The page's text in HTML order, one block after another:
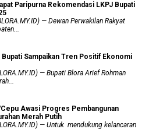
Paripurna Rekomendasi LKPJ Bupati
— Dewan Perwakilan Rakyat
Bupati Sampaikan Tren Positif Ekonomi
— Bupati Blora Arief Rohman
Awasi Progres Pembangunan
Merah Putih
— Untuk mendukung kelancaran